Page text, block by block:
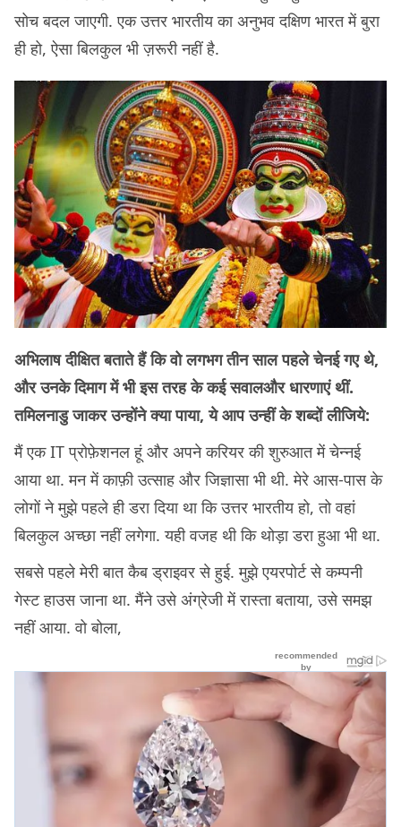
सोच बदल जाएगी. एक उत्तर भारतीय का अनुभव दक्षिण भारत में बुरा
ही हो, ऐसा बिलकुल भी ज़रूरी नहीं है.
अभिलाष दीक्षित बताते हैं कि वो लगभग तीन साल पहले चेनई गए थे,
और उनके दिमाग में भी इस तरह के कई सवालऔर धारणाएं थीं.
तमिलनाडु जाकर उन्होंने क्या पाया, ये आप उन्हीं के शब्दों लीजिये:
मैं एक IT प्रोफ़ेशनल हूं और अपने करियर की शुरुआत में चेन्नई
आया था. मन में काफ़ी उत्साह और जिज्ञासा भी थी. मेरे आस-पास के
लोगों ने मुझे पहले ही डरा दिया था कि उत्तर भारतीय हो, तो वहां
बिलकुल अच्छा नहीं लगेगा. यही वजह थी कि थोड़ा डरा हुआ भी था.
सबसे पहले मेरी बात कैब ड्राइवर से हुई. मुझे एयरपोर्ट से कम्पनी
गेस्ट हाउस जाना था. मैंने उसे अंग्रेजी में रास्ता बताया, उसे समझ
नहीं आया. वो बोला,